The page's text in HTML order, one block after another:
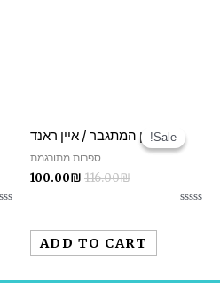
Sale!
Sale!
כמעיין המתגבר / איין ראנד
ספרות מתורגמת
116.00₪
100.00₪
ADD TO CART